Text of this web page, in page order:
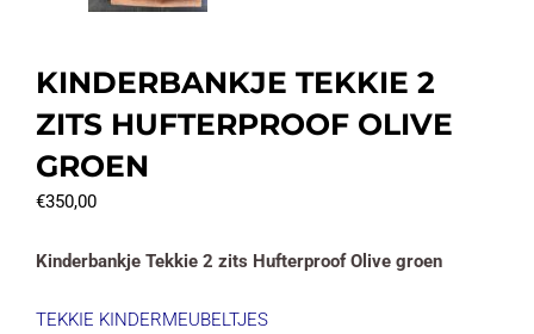
KINDERBANKJE TEKKIE 2
ZITS HUFTERPROOF OLIVE
GROEN
€350,00
Kinderbankje Tekkie 2 zits Hufterproof Olive groen
TEKKIE KINDERMEUBELTJES